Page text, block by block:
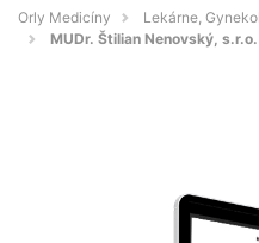
Orly Medicíny
Lekárne,
MUDr. Štilian Nenovský, s.r.o.